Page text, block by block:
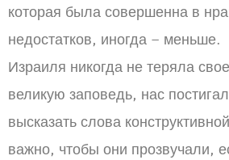
которая была совершенна в
недостатков, иногда –
Израиля никогда не теряла
великую заповедь, нас
высказать слова
важно, чтобы они прозвучали,